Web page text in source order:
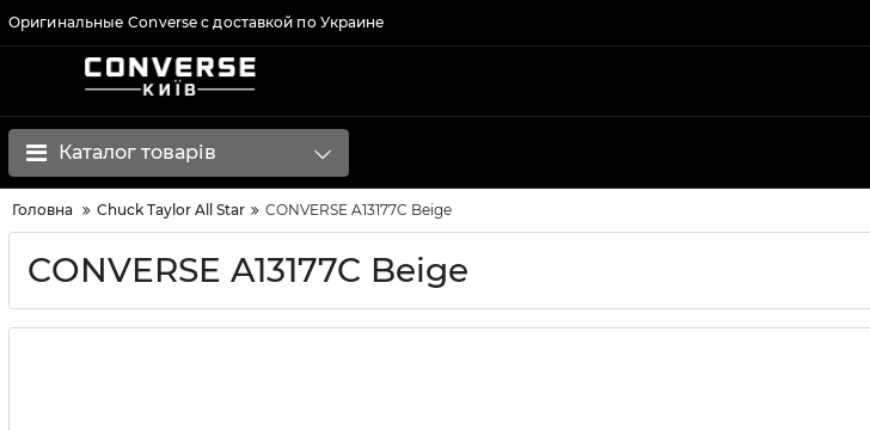
Оригинальные Converse с доставкой по Украине
Каталог товарів
Головна Chuck Taylor All Star CONVERSE A13177C Beige
CONVERSE A13177C Beige